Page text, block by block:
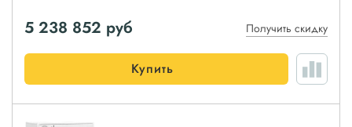
5 238 852 руб Получить скидку
Купить